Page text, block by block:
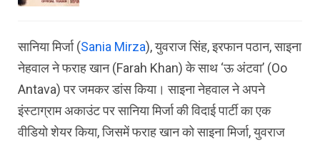
सानिया मिर्जा (Sania Mirza), युवराज सिंह, इरफान पठान, साइना
नेहवाल ने फराह खान (Farah Khan) के साथ ‘ऊ अंटवा’ (Oo
Antava) पर जमकर डांस किया। साइना नेहवाल ने अपने
इंस्टाग्राम अकाउंट पर सानिया मिर्जा की विदाई पार्टी का एक
वीडियो शेयर किया, जिसमें फराह खान को साइना मिर्जा, युवराज